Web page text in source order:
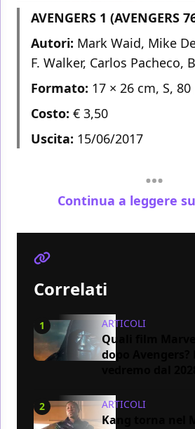
AVENGERS 1 (AVENGERS
Autori: Mark Waid, Mike
F. Walker, Carlos Pacheco,
Formato: 17 × 26 cm, S,
Costo: € 3,50
Uscita: 15/06/2017
Continua a leggere
Correlati
1 ARTICOLI
Quali film
dopo Avengers?
2 ARTICOLI
Kang torna nel